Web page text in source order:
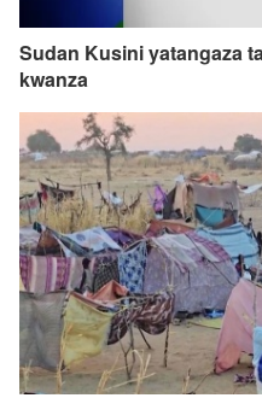
Sudan Kusini yatangaza
kwanza